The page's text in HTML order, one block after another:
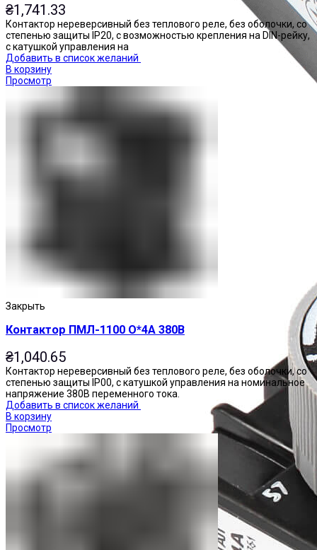
₴1,741.33
Контактор нереверсивный без теплового реле, без оболочки, со
степенью защиты IP20, с возможностью крепления на DIN-рейку,
с катушкой управления на
Добавить в список желаний
В корзину
Просмотр
Закрыть
Контактор ПМЛ-1100 О*4А 380В
₴1,040.65
Контактор нереверсивный без теплового реле, без оболочки, со
степенью защиты IP00, с катушкой управления на номинальное
напряжение 380В переменного тока.
Добавить в список желаний
В корзину
Просмотр